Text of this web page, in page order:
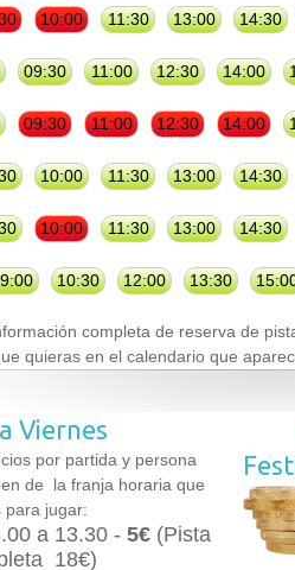
10:00 11:30 13:00 14:30
09:30 11:00 12:30 14:00
09:30 11:00 12:30 14:00
10:00 11:30 13:00 14:30
10:00 11:30 13:00 14:30
10:30 12:00 13:30
completa de reserva de
quieras en el calendario que
Viernes
por partida y persona
de la franja horaria que
para jugar:
a 13.30 - 5€ (Pista
18€)